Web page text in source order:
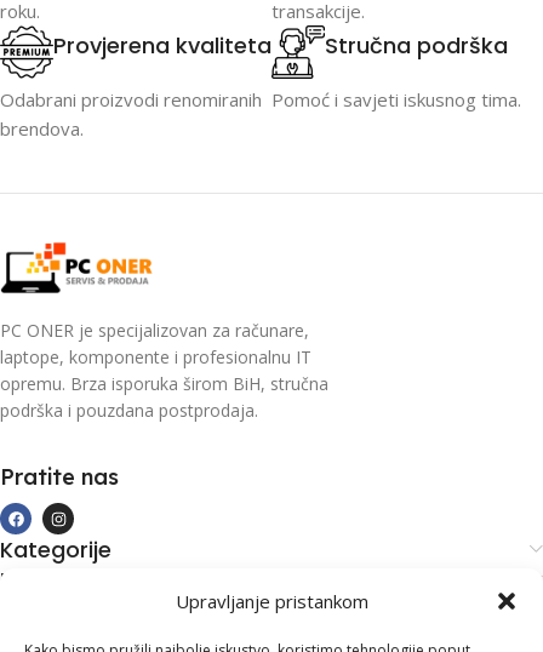
Upravljanje pristankom
roku.
transakcije.
Provjerena kvaliteta
Odabrani proizvodi renomiranih
brendova.
Stručna podrška
Pomoć i savjeti iskusnog tima.
PC ONER je specijalizovan za računare,
laptope, komponente i profesionalnu IT
opremu. Brza isporuka širom BiH, stručna
podrška i pouzdana postprodaja.
Pratite nas
Kategorije
Kupovina i podrška
Kontakt informacije